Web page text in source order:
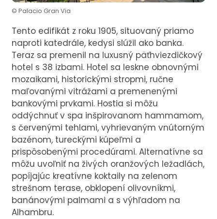
© Palacio Gran Via
Tento edifikát z roku 1905, situovaný priamo
naproti katedrále, kedysi slúžil ako banka.
Teraz sa premenil na luxusný päťhviezdičkový
hotel s 38 izbami. Hotel sa leskne obnovnými
mozaikami, historickými stropmi, ručne
maľovanými vitrážami a premenenými
bankovými prvkami. Hostia si môžu
oddýchnuť v spa inšpirovanom hammamom,
s červenými tehlami, vyhrievaným vnútorným
bazénom, tureckými kúpeľmi a
prispôsobenými procedúrami. Alternatívne sa
môžu uvoľniť na živých oranžových ležadlách,
popíjajúc kreatívne koktaily na zelenom
strešnom terase, obklopení olivovníkmi,
banánovými palmami a s výhľadom na
Alhambru.